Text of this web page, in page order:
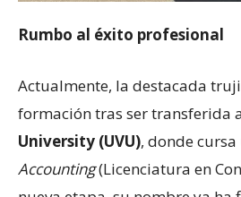
Rumbo al éxito profesional
Actualmente, la destacada
formación tras ser transferida
University (UVU), donde cursa
Accounting(Licenciatura en